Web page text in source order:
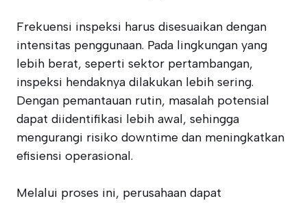
Frekuensi inspeksi harus disesuaikan dengan
intensitas penggunaan. Pada lingkungan yang
lebih berat, seperti sektor pertambangan,
inspeksi hendaknya dilakukan lebih sering.
Dengan pemantauan rutin, masalah potensial
dapat diidentifikasi lebih awal, sehingga
mengurangi risiko downtime dan meningkatkan
efisiensi operasional.
Melalui proses ini, perusahaan dapat